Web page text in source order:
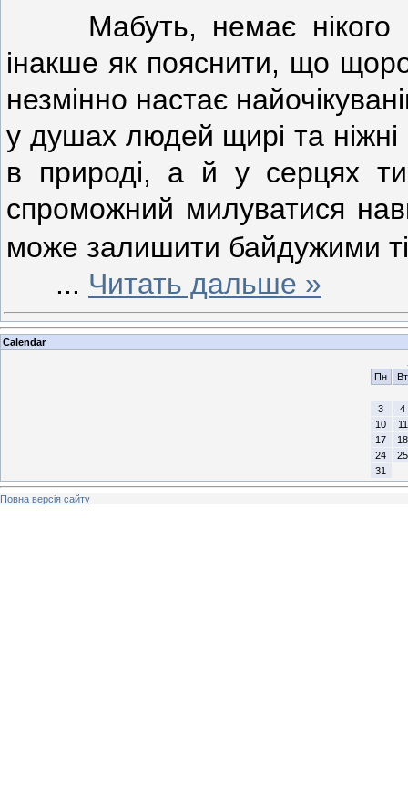
Мабуть, немає нікого
інакше як пояснити, що
незмінно настає
у душах людей щирі та ніжні
в природі, а й у серцях
спроможний милуватися
може залишити байдужими
... Читать дальше »
Calendar
Пн
Вт
3
4
10
11
17
18
24
25
31
Повна версія сайту